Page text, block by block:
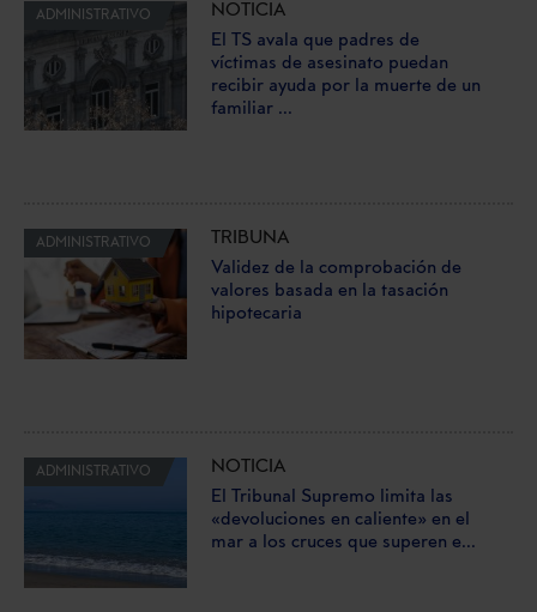
ADMINISTRATIVO
NOTICIA
El TS avala que padres de
víctimas de asesinato puedan
recibir ayuda por la muerte de un
familiar ...
ADMINISTRATIVO
TRIBUNA
Validez de la comprobación de
valores basada en la tasación
hipotecaria
ADMINISTRATIVO
NOTICIA
El Tribunal Supremo limita las
«devoluciones en caliente» en el
mar a los cruces que superen e...